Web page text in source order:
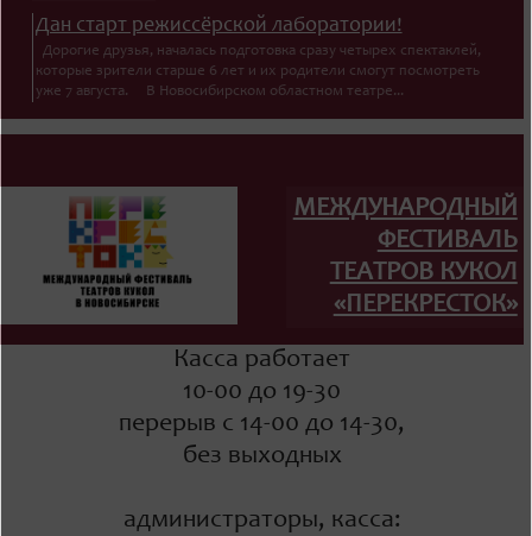
Дан старт режиссёрской лаборатории!
Дорогие друзья, началась подготовка сразу четырех спектаклей,
которые зрители старше 6 лет и их родители смогут посмотреть
уже 7 августа. В Новосибирском областном театре...
МЕЖДУНАРОДНЫЙ
ФЕСТИВАЛЬ
ТЕАТРОВ КУКОЛ
«ПЕРЕКРЕСТОК»
Касса работает
10-00 до 19-30
перерыв с 14-00 до 14-30,
без выходных
администраторы, касса: